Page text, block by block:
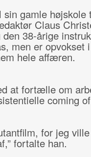
gamle højskole
Claus
38-årige
men er opvokset
hele affæren.
at fortælle om
coming
for jeg
fortalte han.